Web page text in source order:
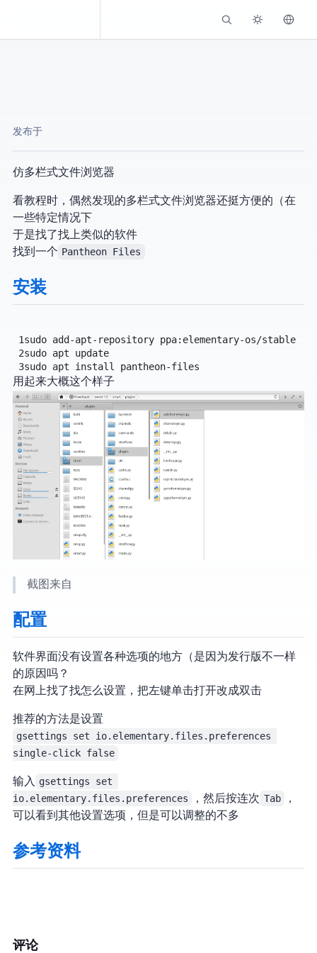
发布于
仿MacOS多栏式文件浏览器
看教程时，偶然发现MacOS的多栏式文件浏览器还挺方便的（在
一些特定情况下
于是找了找Linux上类似的软件
找到一个 Pantheon Files
安装
1sudo add-apt-repository ppa:elementary-os/stable
2sudo apt
update
3sudo apt install pantheon-files
用起来大概这个样子
截图来自
配置
软件界面没有设置各种选项的地方（是因为发行版不一样
的原因吗？
在网上找了找怎么设置，把左键单击打开改成双击
推荐的方法是设置GSettings
gsettings set io.elementary.files.preferences
single-click false
输入 gsettings set
io.elementary.files.preferences
，然后按连2次 Tab
，
可以看到其他设置选项，但是可以调整的不多
参考资料
评论